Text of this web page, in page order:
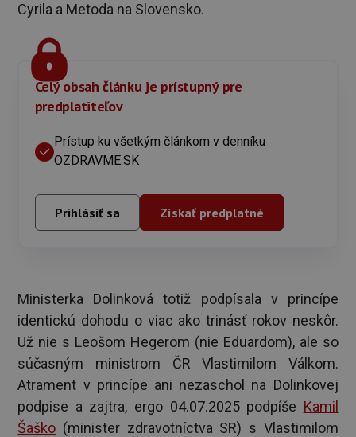
Cyrila a Metoda na Slovensko.
Celý obsah článku je prístupný pre
predplatiteľov
Prístup ku všetkým článkom v denníku
OZDRAVME.SK
Prihlásiť sa Získať predplatné
Ministerka Dolinková totiž podpísala v princípe
identickú dohodu o viac ako trinásť rokov neskôr.
Už nie s Leošom Hegerom (nie Eduardom), ale so
súčasným ministrom ČR Vlastimilom Válkom.
Atrament v princípe ani nezaschol na Dolinkovej
podpise a zajtra, ergo 04.07.2025 podpíše Kamil
Šaško (minister zdravotníctva SR) s Vlastimilom